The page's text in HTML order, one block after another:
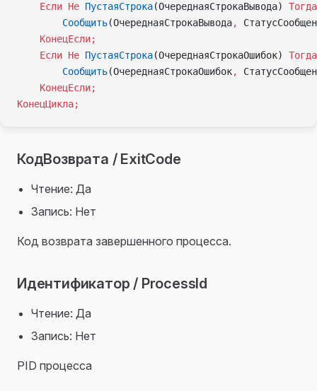
    Если
Не ПустаяСтрока(ОчереднаяСтрокаВывода) Тогда
        Сообщить
(ОчереднаяСтрокаВывода,
    КонецЕсли;
    Если
Не ПустаяСтрока(ОчереднаяСтрокаОшибок) Тогда
        Сообщить
(ОчереднаяСтрокаОшибок,
    КонецЕсли;
КонецЦикла;
КодВозврата / ExitCode
Чтение: Да
Запись: Нет
Код возврата завершенного процесса.
Идентификатор / ProcessId
Чтение: Да
Запись: Нет
PID процесса